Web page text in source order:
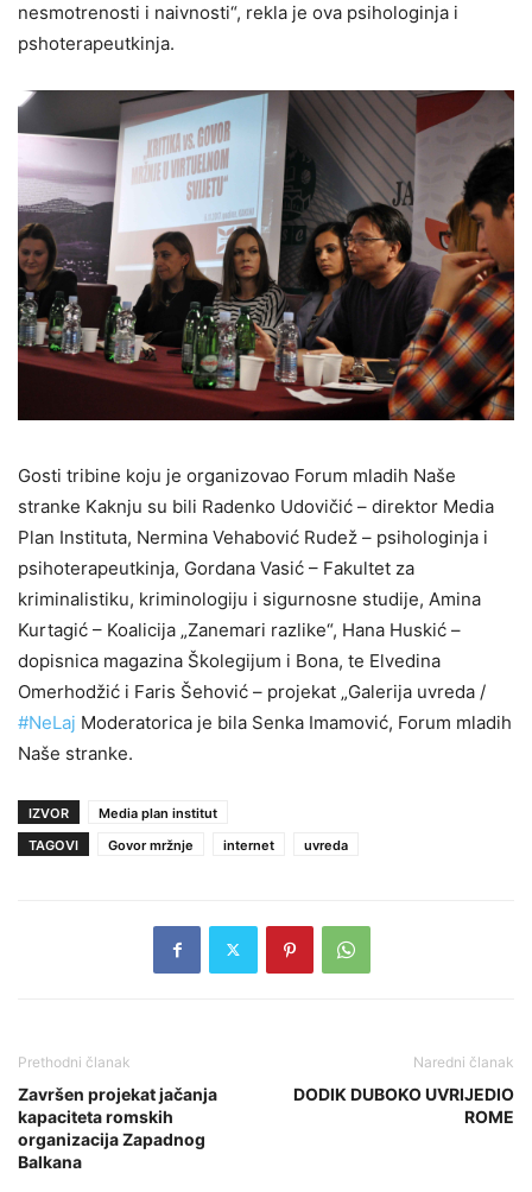
nesmotrenosti i naivnosti“, rekla je ova psihologinja i
pshoterapeutkinja.
Gosti tribine koju je organizovao Forum mladih Naše
stranke Kaknju su bili Radenko Udovičić – direktor Media
Plan Instituta, Nermina Vehabović Rudež – psihologinja i
psihoterapeutkinja, Gordana Vasić – Fakultet za
kriminalistiku, kriminologiju i sigurnosne studije, Amina
Kurtagić – Koalicija „Zanemari razlike“, Hana Huskić –
dopisnica magazina Školegijum i Bona, te Elvedina
Omerhodžić i Faris Šehović – projekat „Galerija uvreda /
#NeLaj Moderatorica je bila Senka Imamović, Forum mladih
Naše stranke.
IZVOR
Media plan institut
TAGOVI
Govor mržnje internet uvreda
Prethodni članak
Završen projekat jačanja
kapaciteta romskih
organizacija Zapadnog
Balkana
Naredni članak
DODIK DUBOKO UVRIJEDIO
ROME